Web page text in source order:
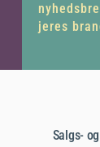
jeres
Salgs-